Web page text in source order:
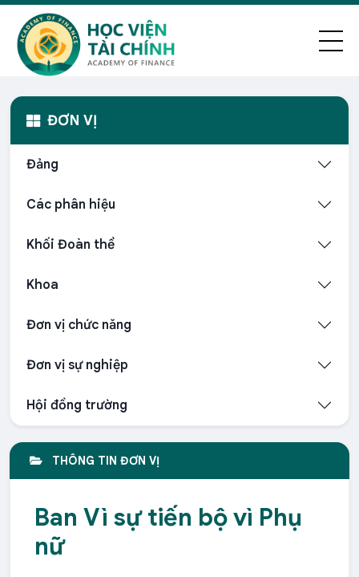
ĐƠN VỊ
Đảng
Các phân hiệu
Khối Đoàn thể
Khoa
Đơn vị chức năng
Đơn vị sự nghiệp
Hội đồng trường
THÔNG TIN ĐƠN VỊ
Ban Vì sự tiến bộ vì Phụ
nữ